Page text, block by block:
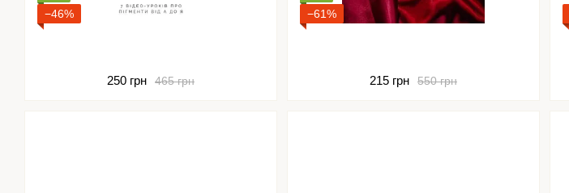
−46%
465 грн
250 грн
−61%
550 грн
215 грн